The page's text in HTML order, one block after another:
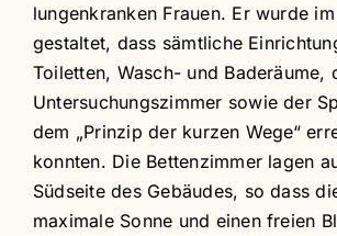
lungenkranken Frauen. Er wurde
gestaltet, dass sämtliche
Toiletten, Wasch- und Baderäume,
Untersuchungszimmer sowie der
dem „Prinzip der kurzen Wege“
konnten. Die Bettenzimmer lagen
Südseite des Gebäudes, so dass
maximale Sonne und einen freien